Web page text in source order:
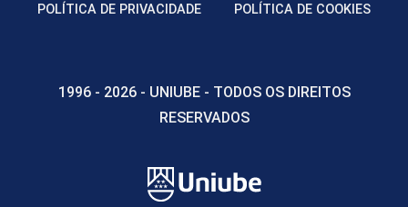
POLÍTICA DE PRIVACIDADE POLÍTICA DE COOKIES
1996 - 2026 - UNIUBE - TODOS OS DIREITOS
RESERVADOS